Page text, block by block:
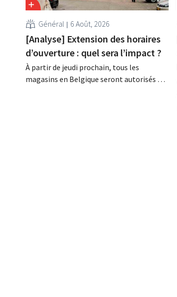
Général 6 Août, 2026
[Analyse] Extension des horaires
d’ouverture : quel sera l’impact ?
À partir de jeudi prochain, tous les
magasins en Belgique seront autorisés à